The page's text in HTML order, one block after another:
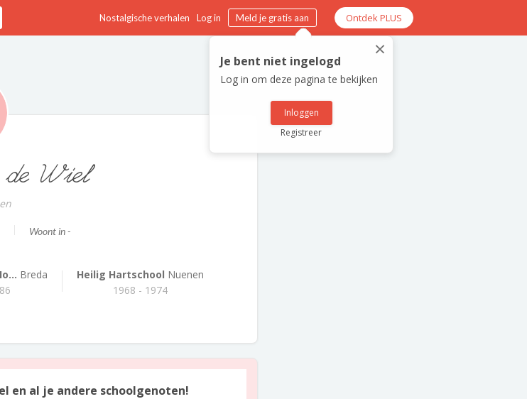
Nostalgische verhalen Log in Meld je gratis aan Ontdek PLUS
×
Je bent niet ingelogd
Log in om deze pagina te bekijken
Inloggen
Registreer
Wiel
Woont in -
Breda
Heilig Hartschool Nuenen
1968 - 1974
en al je andere schoolgenoten!